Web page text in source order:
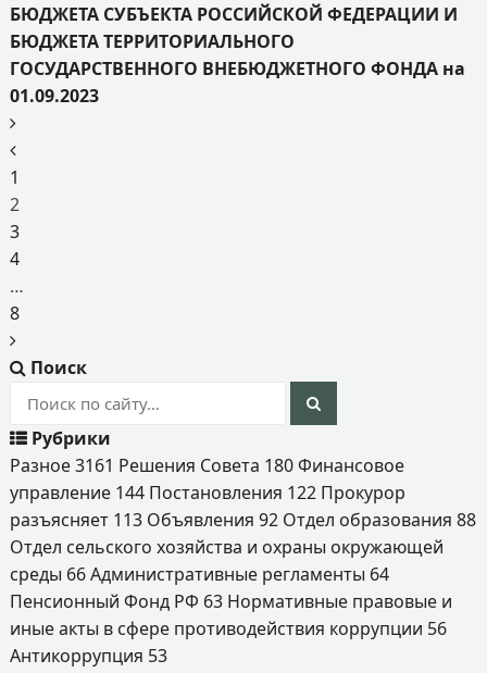
БЮДЖЕТА СУБЪЕКТА РОССИЙСКОЙ ФЕДЕРАЦИИ И
БЮДЖЕТА ТЕРРИТОРИАЛЬНОГО
ГОСУДАРСТВЕННОГО ВНЕБЮДЖЕТНОГО ФОНДА на
01.09.2023
1
2
3
4
…
8
Поиск
Рубрики
Разное3161 Решения Совета 180Финансовое
управление 144 Постановления 122 Прокурор
разъясняет 113 Объявления 92 Отдел образования 88
Отдел сельского хозяйства и охраны окружающей
среды 66Административные регламенты 64
Пенсионный Фонд РФ 63 Нормативные правовые и
иные акты в сфере противодействия коррупции 56
Антикоррупция 53